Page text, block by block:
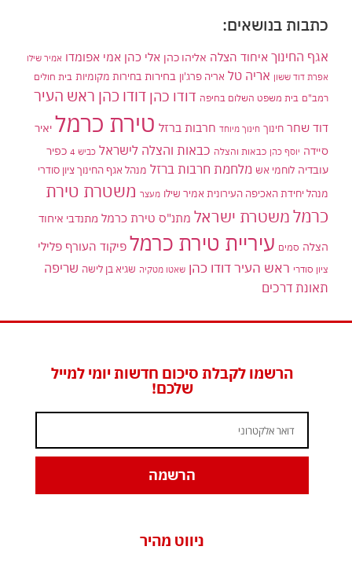
כתבות בנושאים:
אגף החינוך איחוד הצלה אליהו כהן אלי כהן אמי אפומדו אמיר שילו
אפרת דוד ששון אריה טל אריה פרג'ון בחירות בחירות מקומיות בית חולים
רמב"ם בית משפט השלום בחיפה דודו כהן דודו כהן ראש העיר
דוד שחר חינוך חינוך מיוחד חרבות ברזל טירת כרמל יאיר
סיידה יוסף כהן כבאות והצלה כבאות והצלה לישראל כביש 4
כפיר
עובדיה לוחמי אש מלחמת חרבות ברזל מנהל אגף החינוך ציון סודרי
מנהל יחידת האכיפה העירונית אמיר שילו מעצר משטרת טירת
כרמלמשטרת ישראל מתנ"ס טירת כרמל מתנדבי איחוד
הצלה סמים עיריית טירת כרמל פיקוד העורף פלילי
ציון סודרי ראש העיר דודו כהן שאטו מטקיה שגיא בן לישה שריפה
תאונת דרכים
הרשמו לקבלת סיכום חדשות יומי למייל
שלכם!
הרשמה
ניווט מהיר